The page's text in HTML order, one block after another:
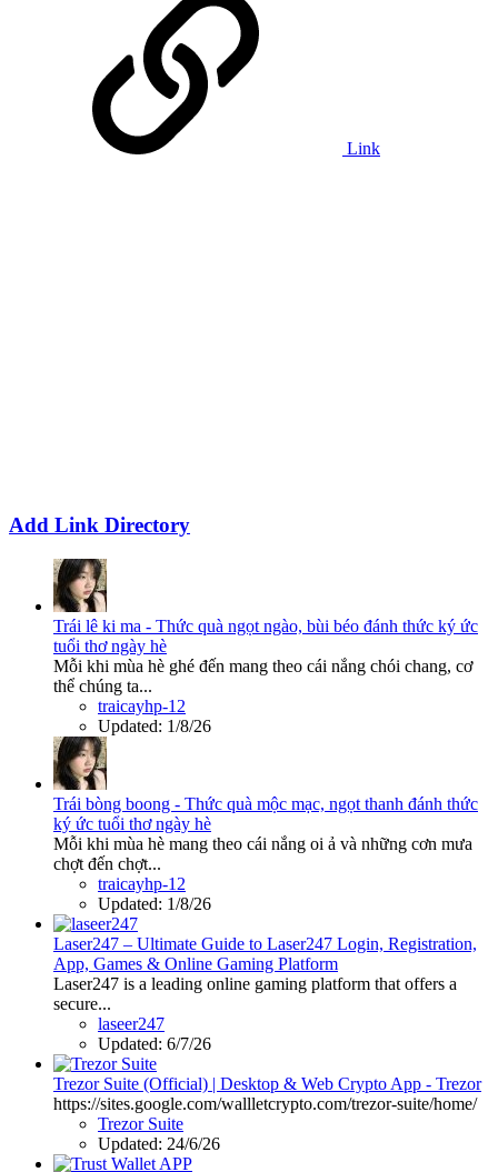
Link
Add Link Directory
Trái lê ki ma - Thức quà ngọt ngào, bùi béo đánh thức ký ức
tuổi thơ ngày hè
Mỗi khi mùa hè ghé đến mang theo cái nắng chói chang, cơ
thể chúng ta...
traicayhp-12
Updated: 1/8/26
Trái bòng boong - Thức quà mộc mạc, ngọt thanh đánh thức
ký ức tuổi thơ ngày hè
Mỗi khi mùa hè mang theo cái nắng oi ả và những cơn mưa
chợt đến chợt...
traicayhp-12
Updated: 1/8/26
Laser247 – Ultimate Guide to Laser247 Login, Registration,
App, Games & Online Gaming Platform
Laser247 is a leading online gaming platform that offers a
secure...
laseer247
Updated: 6/7/26
Trezor Suite (Official) | Desktop & Web Crypto App - Trezor
https://sites.google.com/wallletcrypto.com/trezor-suite/home/
Trezor Suite
Updated: 24/6/26